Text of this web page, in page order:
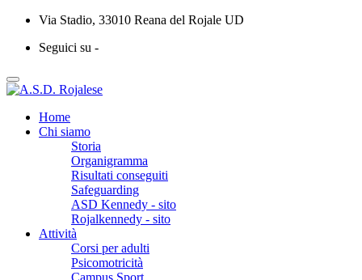
Via Stadio, 33010 Reana del Rojale UD
Seguici su -
Home
Chi siamo
Storia
Organigramma
Risultati conseguiti
Safeguarding
ASD Kennedy - sito
Rojalkennedy - sito
Attività
Corsi per adulti
Psicomotricità
Campus Sport